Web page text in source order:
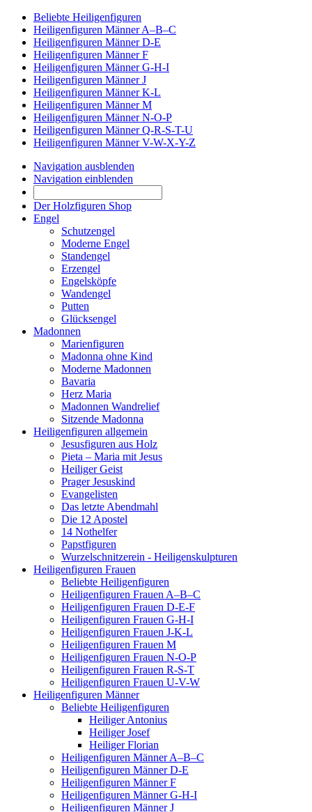
Beliebte Heiligenfiguren
Heiligenfiguren Männer A–B–C
Heiligenfiguren Männer D-E
Heiligenfiguren Männer F
Heiligenfiguren Männer G-H-I
Heiligenfiguren Männer J
Heiligenfiguren Männer K-L
Heiligenfiguren Männer M
Heiligenfiguren Männer N-O-P
Heiligenfiguren Männer Q-R-S-T-U
Heiligenfiguren Männer V-W-X-Y-Z
Navigation ausblenden
Navigation einblenden
Der Holzfiguren Shop
Engel
Schutzengel
Moderne Engel
Standengel
Erzengel
Engelsköpfe
Wandengel
Putten
Glücksengel
Madonnen
Marienfiguren
Madonna ohne Kind
Moderne Madonnen
Bavaria
Herz Maria
Madonnen Wandrelief
Sitzende Madonna
Heiligenfiguren allgemein
Jesusfiguren aus Holz
Pieta – Maria mit Jesus
Heiliger Geist
Prager Jesuskind
Evangelisten
Das letzte Abendmahl
Die 12 Apostel
14 Nothelfer
Papstfiguren
Wurzelschnitzerein - Heiligenskulpturen
Heiligenfiguren Frauen
Beliebte Heiligenfiguren
Heiligenfiguren Frauen A–B–C
Heiligenfiguren Frauen D-E-F
Heiligenfiguren Frauen G-H-I
Heiligenfiguren Frauen J-K-L
Heiligenfiguren Frauen M
Heiligenfiguren Frauen N-O-P
Heiligenfiguren Frauen R-S-T
Heiligenfiguren Frauen U-V-W
Heiligenfiguren Männer
Beliebte Heiligenfiguren
Heiliger Antonius
Heiliger Josef
Heiliger Florian
Heiligenfiguren Männer A–B–C
Heiligenfiguren Männer D-E
Heiligenfiguren Männer F
Heiligenfiguren Männer G-H-I
Heiligenfiguren Männer J